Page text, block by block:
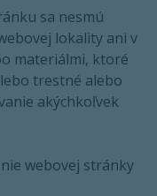
sa nesmú
lokality ani v
materiálmi, ktoré
trestné alebo
akýchkoľvek
webovej stránky